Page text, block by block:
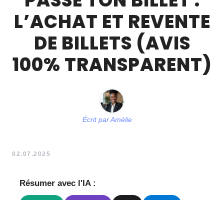
L’ACHAT ET REVENTE
DE BILLETS (AVIS
100% TRANSPARENT)
Écrit parAmélie
02.07.2025
Résumer avec l'IA :